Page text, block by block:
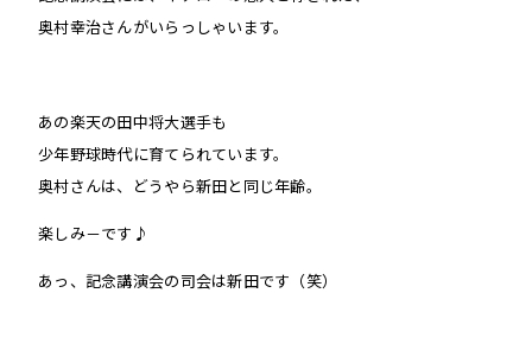
奥村幸治さんがいらっしゃいます。
あの楽天の田中将大選手も
少年野球時代に育てられています。
奥村さんは、どうやら新田と同じ年齢。
楽しみ－です♪
あっ、記念講演会の司会は新田です（笑）